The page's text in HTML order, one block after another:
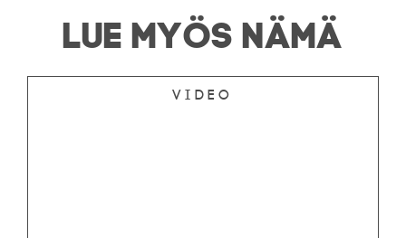
LUE MYÖS NÄMÄ
Video